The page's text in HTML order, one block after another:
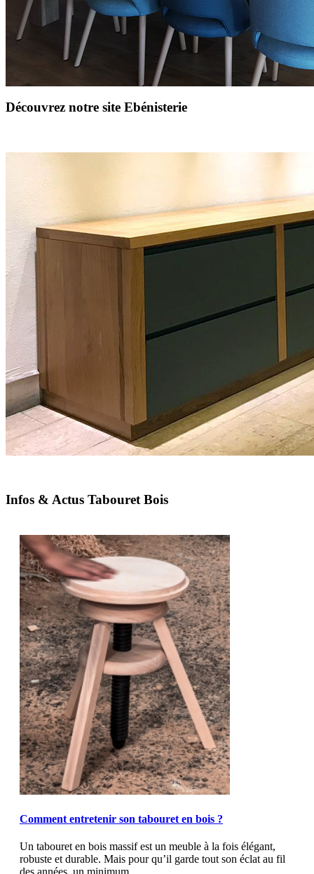
Découvrez notre site Ebénisterie
Infos & Actus Tabouret Bois
Comment entretenir son tabouret en bois ?
Un tabouret en bois massif est un meuble à la fois élégant,
robuste et durable. Mais pour qu’il garde tout son éclat au fil
des années, un minimum...